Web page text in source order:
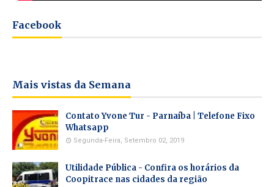
Facebook
Mais vistas da Semana
Contato Yvone Tur - Parnaíba | Telefone Fixo
Whatsapp
Segunda-Feira, Setembro 02, 2019
Utilidade Pública - Confira os horários da
Coopitrace nas cidades da região